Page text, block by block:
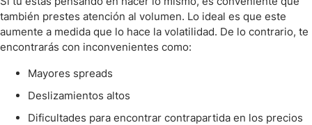
también prestes atención al volumen. Lo ideal es que este
aumente a medida que lo hace la volatilidad. De lo contrario, te
encontrarás con inconvenientes como:
Mayores spreads
Deslizamientos altos
Dificultades para encontrar contrapartida en los precios